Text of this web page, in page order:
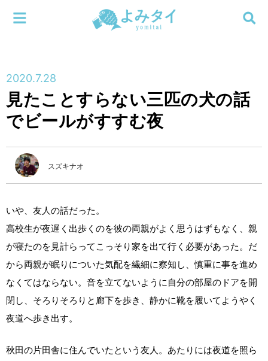
連載
特集
編集部
検索する
メニューを閉じる
2020.7.28
見たことすらない三匹の犬の話
でビールがすすむ夜
スズキナオ
いや、友人の話だった。
高校生が夜遅く出歩くのを彼の両親がよく思うはずもなく、親
が寝たのを見計らってこっそり家を出て行く必要があった。だ
から両親が眠りについた気配を繊細に察知し、慎重に事を進め
なくてはならない。音を立てないように自分の部屋のドアを開
閉し、そろりそろりと廊下を歩き、静かに靴を履いてようやく
夜道へ歩き出す。
秋田の片田舎に住んでいたという友人。あたりには夜道を照ら